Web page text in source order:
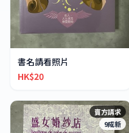
書名請看照片
HK$20
賣方請求
9成新